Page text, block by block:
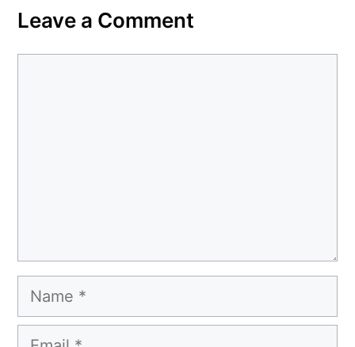
Leave a Comment
Name
Email